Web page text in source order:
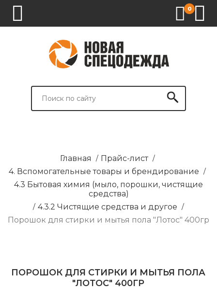
0
СПЕЦОДЕЖДА
СПЕЦОБУВЬ
СРЕДСТВА
ВСПОМОГАТЕЛЬНЫЕ
БРЕНДИРОВАНИЕ
Главная / Прайс-лист /
4. Вспомогательные товары и брендирование /
4.3 Бытовая химия (мыло, порошки, чистящие
средства)
/ 4.3.2 Чистящие средства и другое /
Порошок для стирки и мытья пола "Лотос" 400гр
ПОРОШОК ДЛЯ СТИРКИ И МЫТЬЯ ПОЛА
"ЛОТОС" 400ГР